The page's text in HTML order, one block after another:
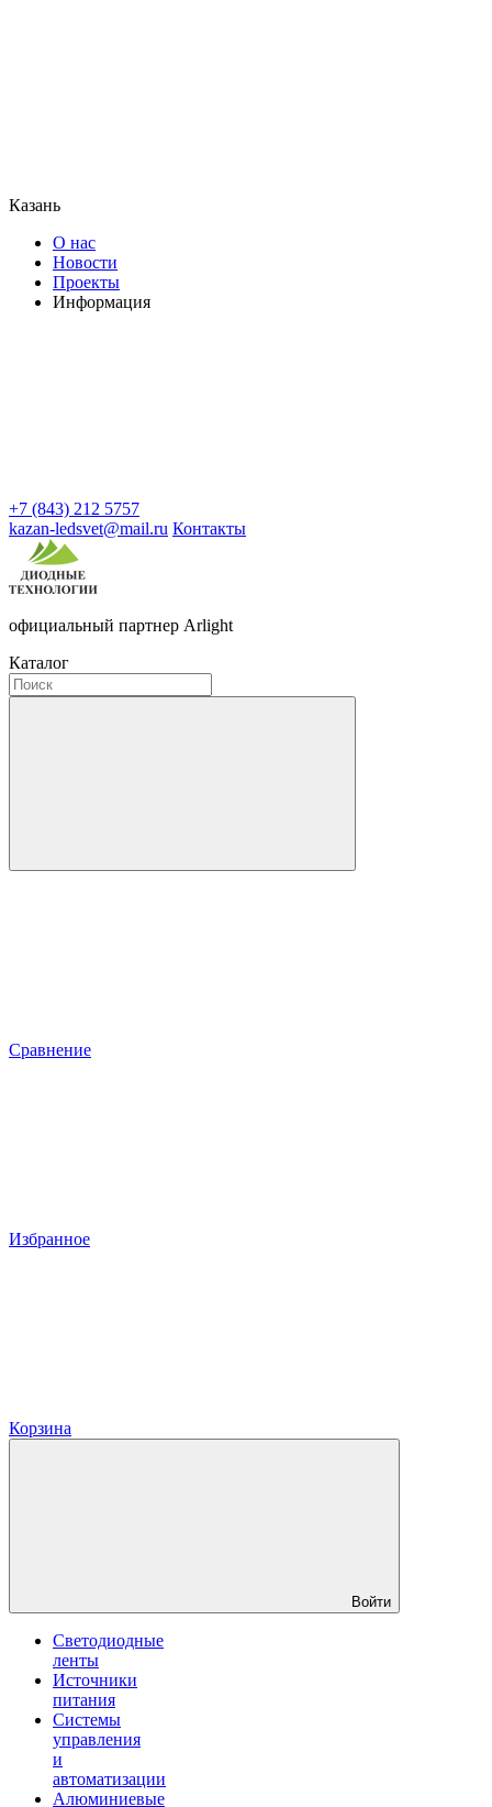
Казань
О нас
Новости
Проекты
Информация
+7 (843) 212 5757
kazan-ledsvet@mail.ru Контакты
официальный партнер Arlight
Каталог
Сравнение
Избранное
Корзина
Войти
Светодиодные
ленты
Источники
питания
Системы
управления
и
автоматизации
Алюминиевые